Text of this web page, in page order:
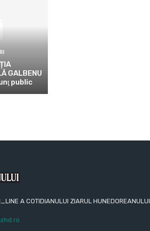
GALBENU
public
A COTIDIANULUI ZIARUL HUNEDOREANULUI